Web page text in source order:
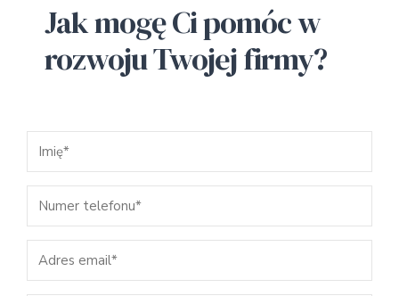
Jak mogę Ci pomóc w
rozwoju Twojej firmy?